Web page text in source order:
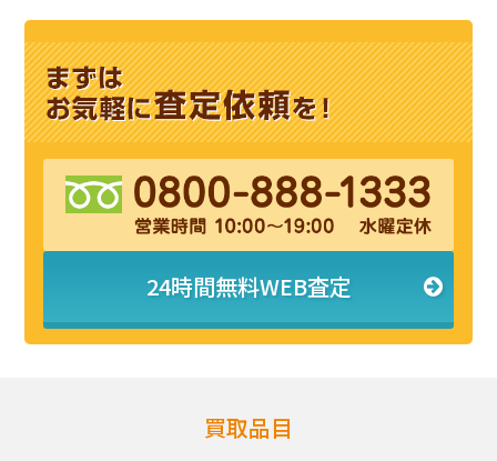
24時間無料WEB査定
買取品目